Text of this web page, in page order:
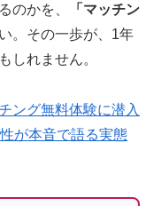
のかを、
「マッチン
。その一歩が、1年
しれません。
ング無料体験に潜入
が本音で語る実態